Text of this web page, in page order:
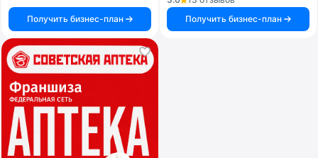
Получить бизнес-план
Получить бизнес-план